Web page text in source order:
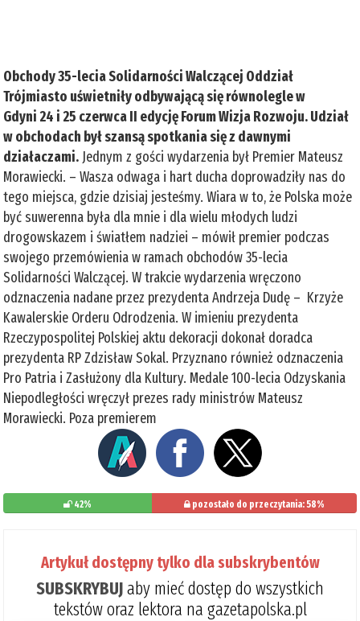
Obchody 35-lecia Solidarności Walczącej Oddział
Trójmiasto uświetniły odbywającą się równolegle w
Gdyni 24 i 25 czerwca II edycję Forum Wizja Rozwoju. Udział
w obchodach był szansą spotkania się z dawnymi
działaczami. Jednym z gości wydarzenia był Premier Mateusz
Morawiecki. – Wasza odwaga i hart ducha doprowadziły nas do
tego miejsca, gdzie dzisiaj jesteśmy. Wiara w to, że Polska może
być suwerenna była dla mnie i dla wielu młodych ludzi
drogowskazem i światłem nadziei – mówił premier podczas
swojego przemówienia w ramach obchodów 35-lecia
Solidarności Walczącej. W trakcie wydarzenia wręczono
odznaczenia nadane przez prezydenta Andrzeja Dudę – Krzyże
Kawalerskie Orderu Odrodzenia. W imieniu prezydenta
Rzeczypospolitej Polskiej aktu dekoracji dokonał doradca
prezydenta RP Zdzisław Sokal. Przyznano również odznaczenia
Pro Patria i Zasłużony dla Kultury. Medale 100-lecia Odzyskania
Niepodległości wręczył prezes rady ministrów Mateusz
Morawiecki. Poza premierem
42% pozostało do przeczytania: 58%
Artykuł dostępny tylko dla subskrybentów
SUBSKRYBUJaby mieć dostęp do wszystkich
tekstów oraz lektora na gazetapolska.pl